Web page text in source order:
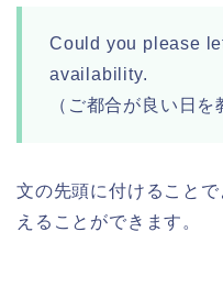
Could you please
availability.
（ご都合が良い日を
文の先頭に付けること
えることができます。